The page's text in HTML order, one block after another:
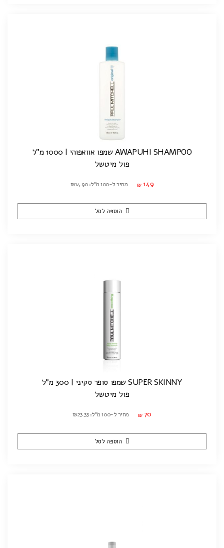
AWAPUHI SHAMPOO שמפו אוואפוהי | 1000 מ"ל
פול מיטשל
₪ 149 מחיר ל-100 מ"ל: ₪14.90
הוספה לסל
SUPER SKINNY שמפו סופר סקיני | 300 מ"ל
פול מיטשל
₪ 70 מחיר ל-100 מ"ל: ₪23.33
הוספה לסל